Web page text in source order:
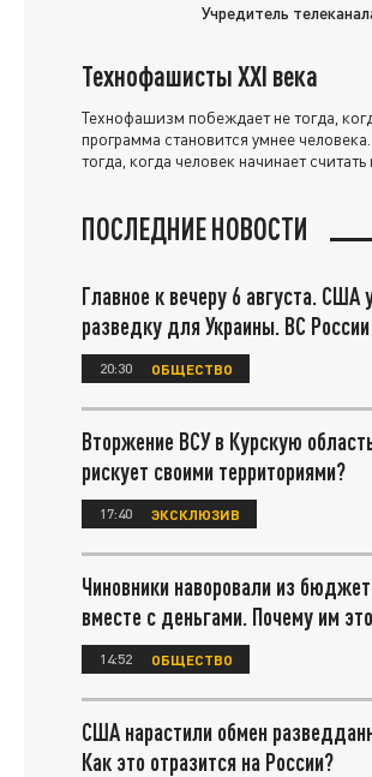
Учредитель
Технофашисты XXI века
Технофашизм побеждает не тогда,
программа становится умнее
тогда, когда человек начинает
ПОСЛЕДНИЕ НОВОСТИ
Главное к вечеру 6 августа. США
разведку для Украины. ВС
20:30 ОБЩЕСТВО
Вторжение ВСУ в Курскую
рискует своими территориями?
17:40 ЭКСКЛЮЗИВ
Чиновники наворовали из
вместе с деньгами. Почему им
14:52 ОБЩЕСТВО
США нарастили обмен
Как это отразится на России?